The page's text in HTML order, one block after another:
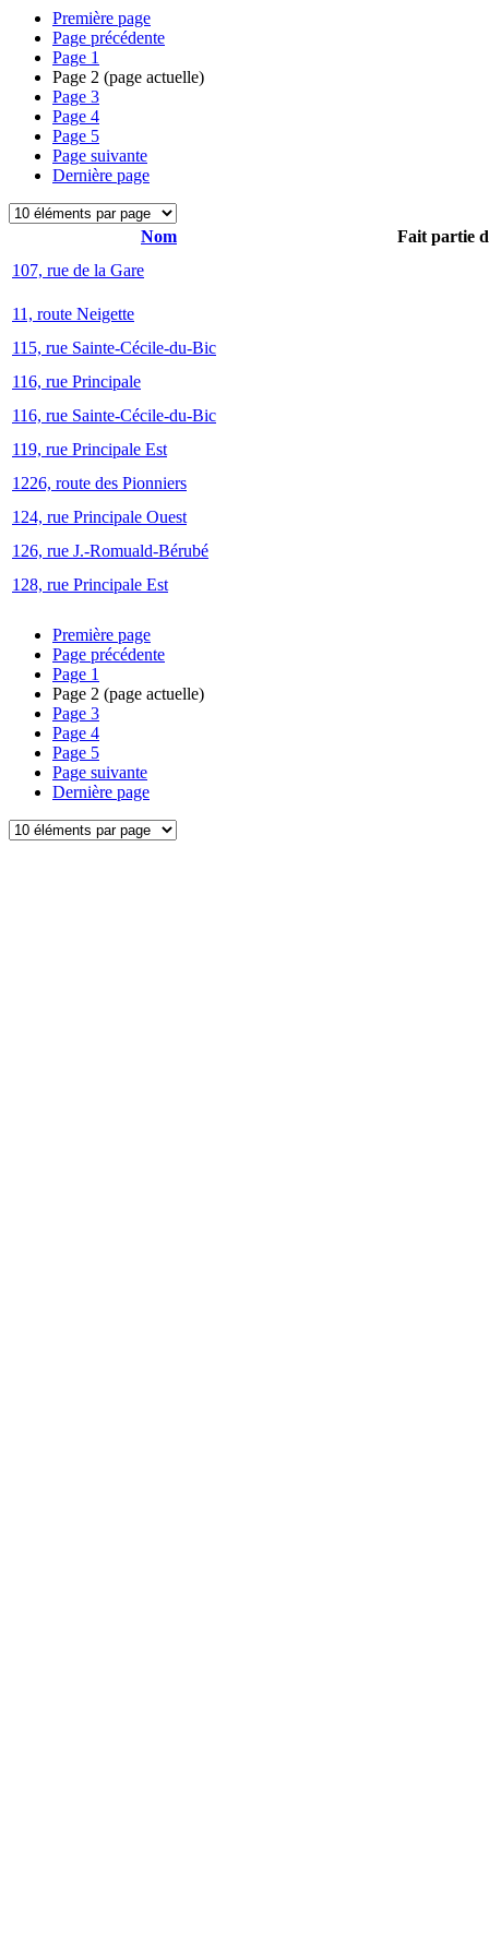
Première page
Page précédente
Page 1
Page 2 (page actuelle)
Page 3
Page 4
Page 5
Page suivante
Dernière page
Nom
Fait partie
107, rue de la Gare
11, route Neigette
115, rue Sainte-Cécile-du-Bic
116, rue Principale
116, rue Sainte-Cécile-du-Bic
119, rue Principale Est
1226, route des Pionniers
124, rue Principale Ouest
126, rue J.-Romuald-Bérubé
128, rue Principale Est
Première page
Page précédente
Page 1
Page 2 (page actuelle)
Page 3
Page 4
Page 5
Page suivante
Dernière page